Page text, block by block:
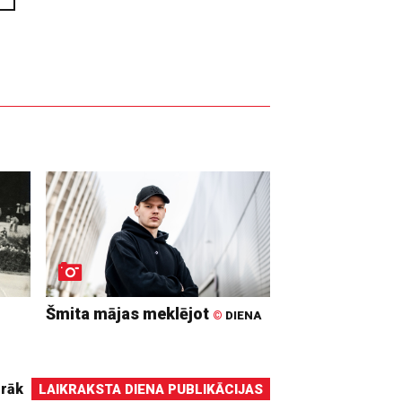
Šmita mājas meklējot © DIENA
LAIKRAKSTA DIENA PUBLIKĀCIJAS